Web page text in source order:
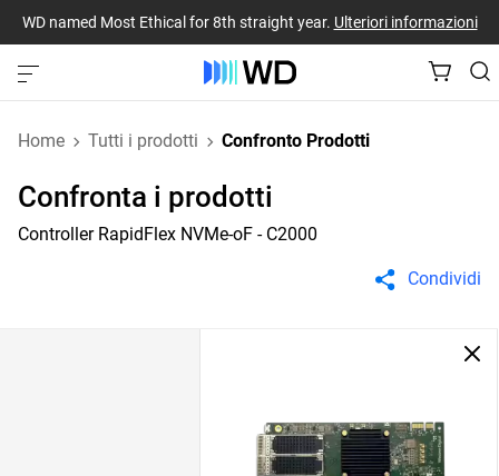
WD named Most Ethical for 8th straight year. Ulteriori informazioni
Home Tutti i prodotti Confronto Prodotti
Confronta i prodotti
Controller RapidFlex NVMe-oF - C2000
Condividi